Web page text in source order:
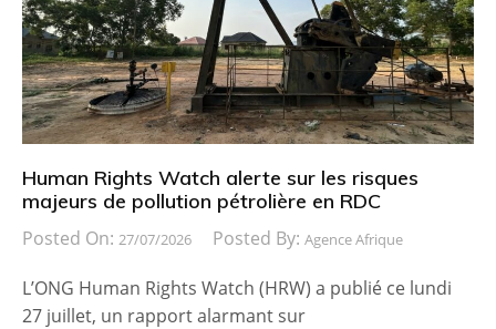
Human Rights Watch alerte sur les risques
majeurs de pollution pétrolière en RDC
Posted On: 27/07/2026 Posted By: Agence Afrique
L’ONG Human Rights Watch (HRW) a publié ce lundi
27 juillet, un rapport alarmant sur